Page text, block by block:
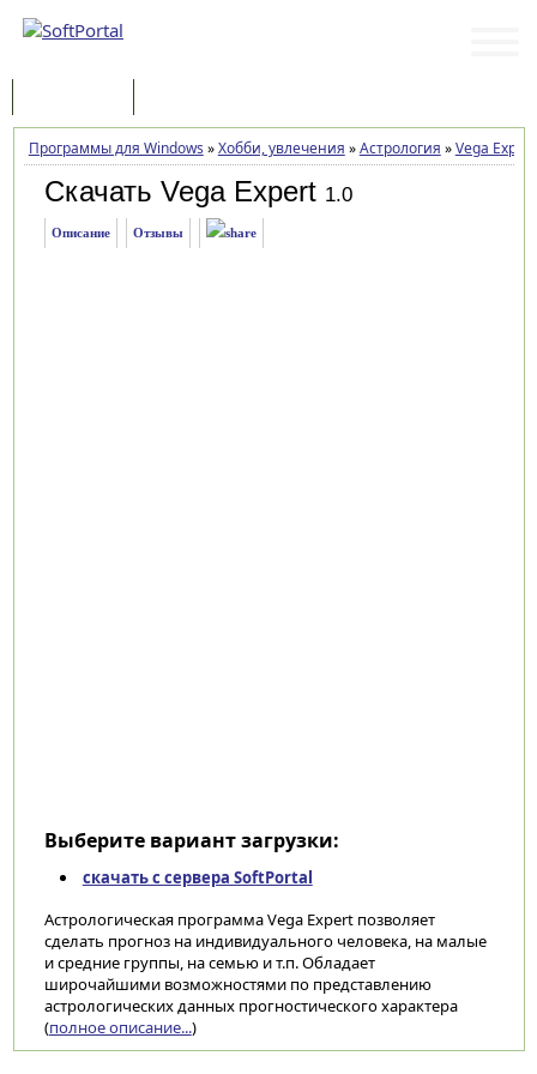
Программы для Windows »Хобби, увлечения »Астрология »Vega Expert
Скачать Vega Expert 1.0
Описание Отзывы
Выберите вариант загрузки:
скачать с сервера SoftPortal
Астрологическая программа Vega Expert позволяет
сделать прогноз на индивидуального человека, на малые
и средние группы, на семью и т.п. Обладает
широчайшими возможностями по представлению
астрологических данных прогностического характера
(полное описание...)